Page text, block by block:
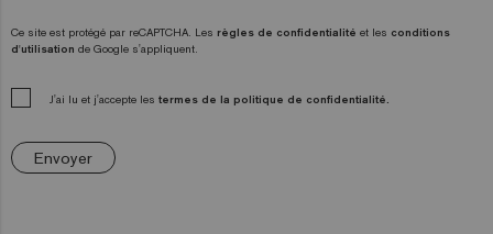
Ce site est protégé par reCAPTCHA. Les règles de confidentialité et les conditions
d'utilisation de Google s'appliquent.
J'ai lu et j'accepte les termes de la politique de confidentialité.
Envoyer